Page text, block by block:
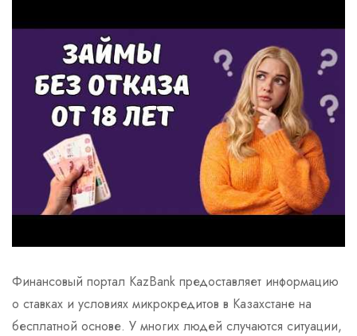
Финансовый портал KazBank предоставляет информацию
о ставках и условиях микрокредитов в Казахстане на
бесплатной основе. У многих людей случаются ситуации,